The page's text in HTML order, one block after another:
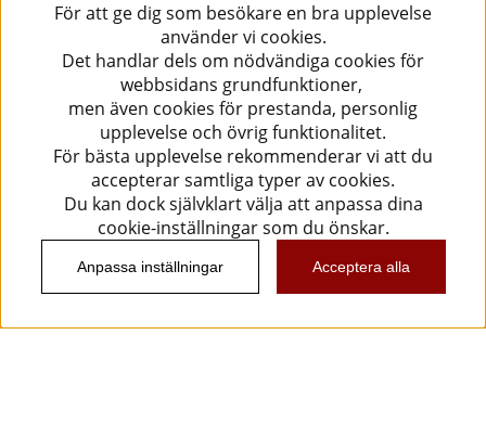
För att ge dig som besökare en bra upplevelse
använder vi cookies.
Det handlar dels om nödvändiga cookies för
webbsidans grundfunktioner,
men även cookies för prestanda, personlig
upplevelse och övrig funktionalitet.
För bästa upplevelse rekommenderar vi att du
accepterar samtliga typer av cookies.
Du kan dock självklart välja att anpassa dina
cookie-inställningar som du önskar.
Anpassa inställningar Acceptera alla